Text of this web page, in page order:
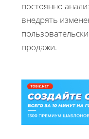
постоянно
внедрять
продажи.